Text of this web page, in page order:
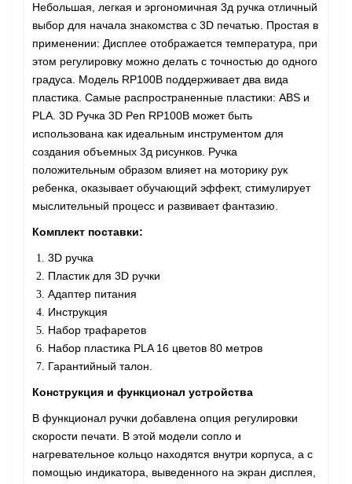
Небольшая, легкая и эргономичная 3д ручка отличный
выбор для начала знакомства с 3D печатью. Простая в
применении: Дисплее отображается температура, при
этом регулировку можно делать с точностью до одного
градуса. Модель RP100B поддерживает два вида
пластика. Самые распространенные пластики: ABS и
PLA. 3D Ручка 3D Pen RP100B может быть
использована как идеальным инструментом для
создания объемных 3д рисунков. Ручка
положительным образом влияет на моторику рук
ребенка, оказывает обучающий эффект, стимулирует
мыслительный процесс и развивает фантазию.
Комплект поставки:
3D ручка
Пластик для 3D ручки
Адаптер питания
Инструкция
Набор трафаретов
Набор пластика PLA 16 цветов 80 метров
Гарантийный талон.
Конструкция и функционал устройства
В функционал ручки добавлена опция регулировки
скорости печати. В этой модели сопло и
нагревательное кольцо находятся внутри корпуса, а с
помощью индикатора, выведенного на экран дисплея,